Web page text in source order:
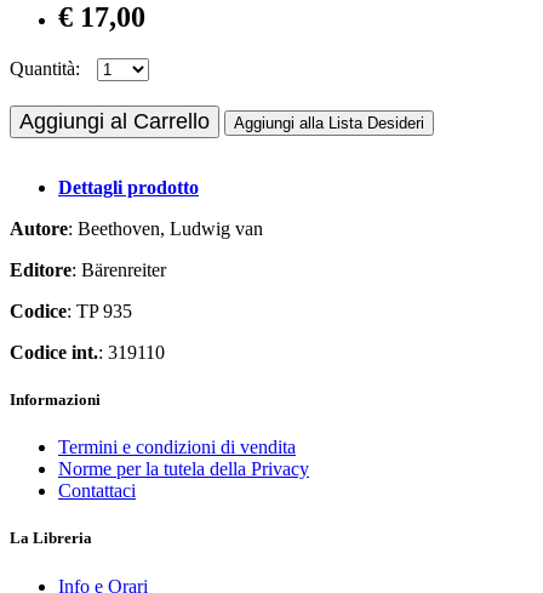
€ 17,00
Quantità:
Aggiungi al Carrello Aggiungi alla Lista Desideri
Dettagli prodotto
Autore: Beethoven, Ludwig van
Editore: Bärenreiter
Codice: TP 935
Codice int.: 319110
Informazioni
Termini e condizioni di vendita
Norme per la tutela della Privacy
Contattaci
La Libreria
Info e Orari